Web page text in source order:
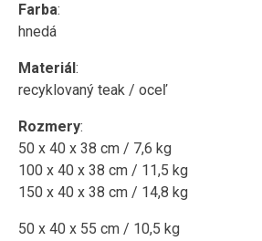
Farba:
hnedá
Materiál:
recyklovaný teak / oceľ
Rozmery:
50 x 40 x 38 cm / 7,6 kg
100 x 40 x 38 cm / 11,5 kg
150 x 40 x 38 cm / 14,8 kg
50 x 40 x 55 cm / 10,5 kg